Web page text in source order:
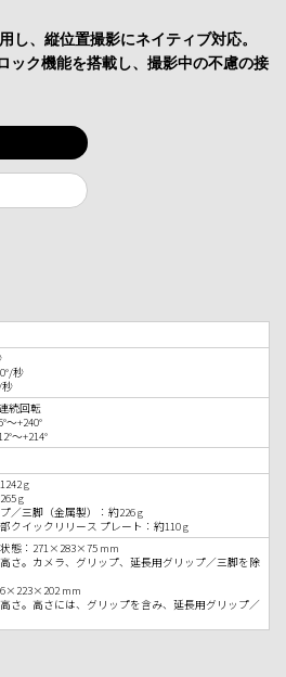
し、縦位置撮影にネイティブ対応。
ック機能を搭載し、撮影中の不慮の接
秒
秒
続回転
～+240°
～+214°
g
g
／三脚（金属製）：約226 g
クイックリリース プレート：約110 g
態：271×283×75 mm
さ。カメラ、グリップ、延長用グリップ／三脚を除
mm
さ。高さには、グリップを含み、延長用グリップ／